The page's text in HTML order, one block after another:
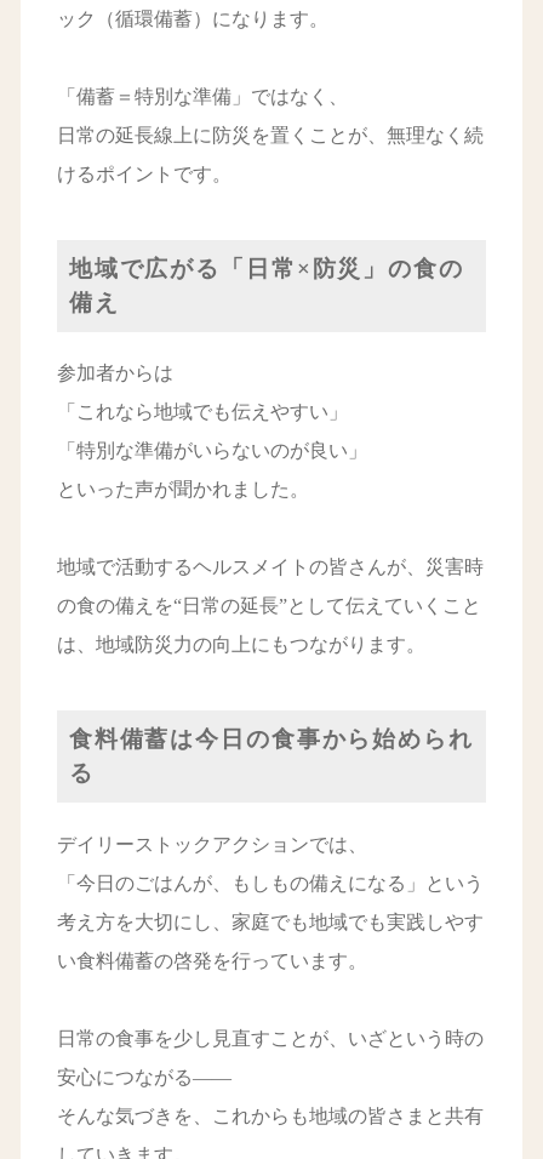
ック（循環備蓄）になります。
「備蓄＝特別な準備」ではなく、
日常の延長線上に防災を置くことが、無理なく続
けるポイントです。
地域で広がる「日常×防災」の食の
備え
参加者からは
「これなら地域でも伝えやすい」
「特別な準備がいらないのが良い」
といった声が聞かれました。
地域で活動するヘルスメイトの皆さんが、災害時
の食の備えを“日常の延長”として伝えていくこと
は、地域防災力の向上にもつながります。
食料備蓄は今日の食事から始められ
る
デイリーストックアクションでは、
「今日のごはんが、もしもの備えになる」という
考え方を大切にし、家庭でも地域でも実践しやす
い食料備蓄の啓発を行っています。
日常の食事を少し見直すことが、いざという時の
安心につながる――
そんな気づきを、これからも地域の皆さまと共有
していきます。